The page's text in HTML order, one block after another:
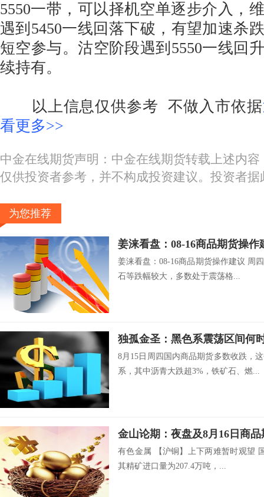
5550一带，可以择机空单逐步介入，
遇到5450一线回落下破，有望加速杀
短空参与。沽空阶段遇到5550一线回
续持有。
以上信息仅供参考 不做入市依据
看更多>>
中金在线期货声明：中金在线期货转载上述内
仅供投资者参考，并不构成投资建议。投资者
为您推荐
姜涞看盘：08-16商品期货操作
姜涞看盘：08-16商品期货操作建议 周
石等跌幅较大，多数处于震荡格...
独孤金圣：黑色系震荡区间何
8月15日周四国内商品期货多数收跌，
系，其中沥青大跌超3%，铁矿石、燃...
金山论期：夜盘及8月16日商
有色金属 【沪铜】上下两难暂时观望
其精矿进口量为207.4万吨，...